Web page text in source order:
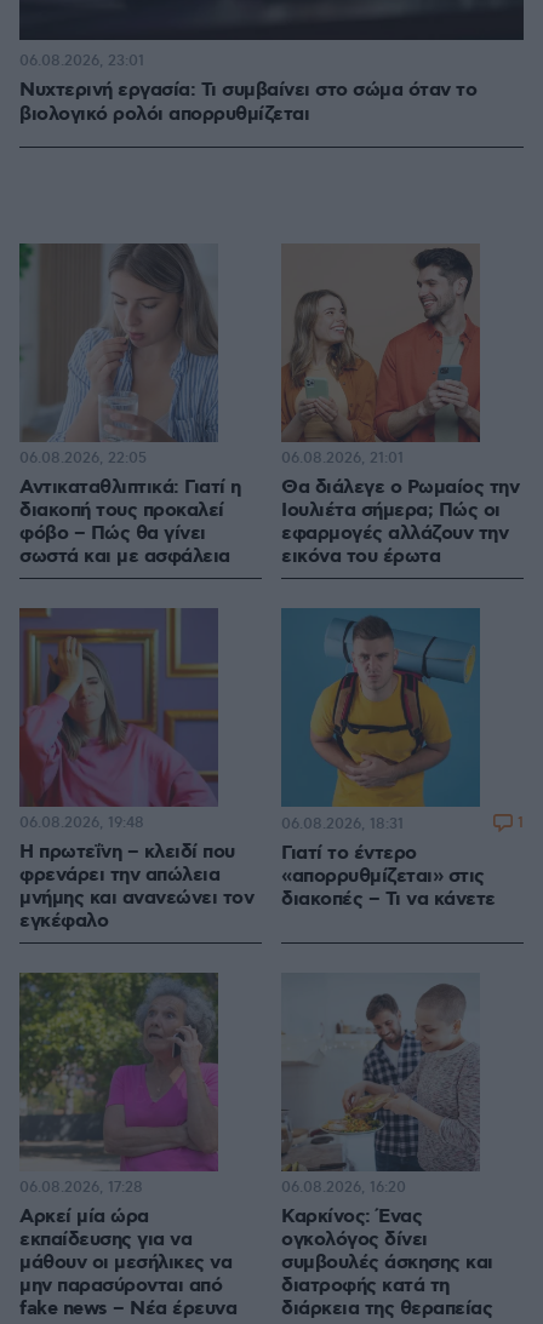
Νυχτερινή εργασία: Τι συμβαίνει στο σώμα όταν το
βιολογικό ρολόι απορρυθμίζεται
06.08.2026, 23:01
Αντικαταθλιπτικά: Γιατί η
διακοπή τους προκαλεί
φόβο – Πώς θα γίνει
σωστά και με ασφάλεια
06.08.2026, 22:05
Θα διάλεγε ο Ρωμαίος την
Ιουλιέτα σήμερα; Πώς οι
εφαρμογές αλλάζουν την
εικόνα του έρωτα
06.08.2026, 21:01
Η πρωτεΐνη – κλειδί που
φρενάρει την απώλεια
μνήμης και ανανεώνει τον
εγκέφαλο
06.08.2026, 19:48
Γιατί το έντερο
«απορρυθμίζεται» στις
διακοπές – Τι να κάνετε
06.08.2026, 18:31 1
Αρκεί μία ώρα
εκπαίδευσης για να
μάθουν οι μεσήλικες να
μην παρασύρονται από
fake news – Νέα έρευνα
06.08.2026, 17:28
Καρκίνος: Ένας
ογκολόγος δίνει
συμβουλές άσκησης και
διατροφής κατά τη
διάρκεια της θεραπείας
06.08.2026, 16:20